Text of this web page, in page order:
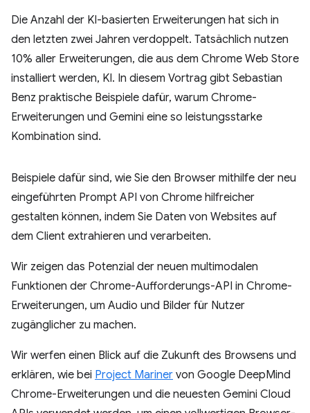
Die Anzahl der KI-basierten Erweiterungen hat sich in
den letzten zwei Jahren verdoppelt. Tatsächlich nutzen
10% aller Erweiterungen, die aus dem Chrome Web Store
installiert werden, KI. In diesem Vortrag gibt Sebastian
Benz praktische Beispiele dafür, warum Chrome-
Erweiterungen und Gemini eine so leistungsstarke
Kombination sind.
Beispiele dafür sind, wie Sie den Browser mithilfe der neu
eingeführten Prompt API von Chrome hilfreicher
gestalten können, indem Sie Daten von Websites auf
dem Client extrahieren und verarbeiten.
Wir zeigen das Potenzial der neuen multimodalen
Funktionen der Chrome-Aufforderungs-API in Chrome-
Erweiterungen, um Audio und Bilder für Nutzer
zugänglicher zu machen.
Wir werfen einen Blick auf die Zukunft des Browsens und
erklären, wie bei Project Mariner von Google DeepMind
Chrome-Erweiterungen und die neuesten Gemini Cloud